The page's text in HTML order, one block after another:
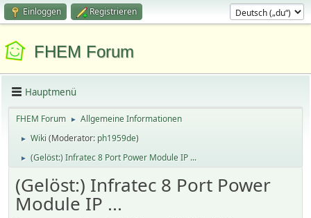
Einloggen Registrieren
FHEM Forum
Hauptmenü
FHEM Forum ► Allgemeine Informationen
► Wiki(Moderator: ph1959de)
► (Gelöst:) Infratec 8 Port Power Module IP ...
(Gelöst:) Infratec 8 Port Power
Module IP ...